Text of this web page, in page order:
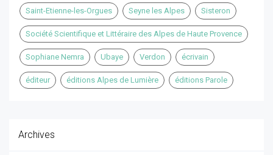
Saint-Etienne-les-Orgues Seyne les Alpes Sisteron
Société Scientifique et Littéraire des Alpes de Haute Provence
Sophiane Nemra Ubaye Verdon écrivain
éditeur éditions Alpes de Lumière éditions Parole
Archives